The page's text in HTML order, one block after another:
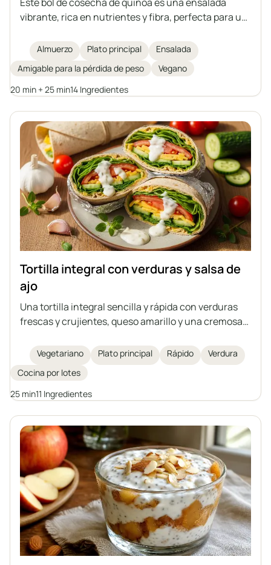
vibrante, rica en nutrientes y fibra, perfecta para un
garbanzos, rúcula fresca, aguacate y brotes de
calabaza, se corona con un aderezo casero de tahini
para aportar más sabor y cremosidad. Ideal para la
pérdida de peso o para quienes buscan una comida
Almuerzo Plato principal
Ensalada
Amigable para la pérdida de peso
Vegano
20 min + 25 min14 Ingredientes
Tortilla integral con verduras y salsa de
ajo
Una tortilla integral sencilla y rápida con verduras
frescas y crujientes, queso amarillo y una cremosa
mayonesa. Ideal como tentempié nutritivo, almuerzo
o cena ligera. Un plato fácil de preparar y lleno de
sabor.
Vegetariano Plato principal Rápido
Verdura
Cocina por lotes
25 min11 Ingredientes